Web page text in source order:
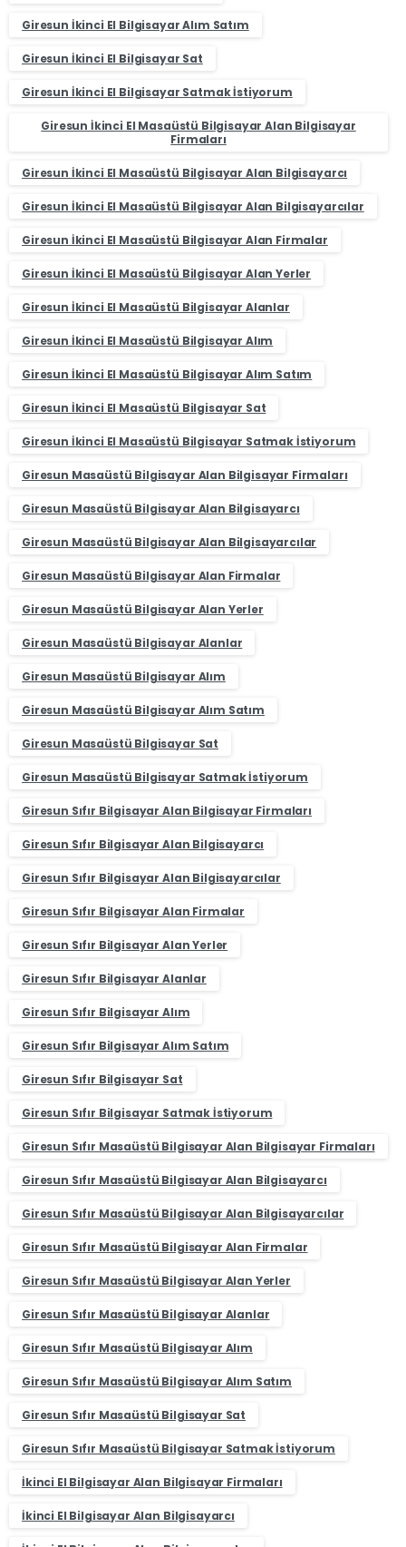
Giresun İkinci El Bilgisayar Alım Satım
Giresun İkinci El Bilgisayar Sat
Giresun İkinci El Bilgisayar Satmak İstiyorum
Giresun İkinci El Masaüstü Bilgisayar Alan Bilgisayar
Firmaları
Giresun İkinci El Masaüstü Bilgisayar Alan Bilgisayarcı
Giresun İkinci El Masaüstü Bilgisayar Alan Bilgisayarcılar
Giresun İkinci El Masaüstü Bilgisayar Alan Firmalar
Giresun İkinci El Masaüstü Bilgisayar Alan Yerler
Giresun İkinci El Masaüstü Bilgisayar Alanlar
Giresun İkinci El Masaüstü Bilgisayar Alım
Giresun İkinci El Masaüstü Bilgisayar Alım Satım
Giresun İkinci El Masaüstü Bilgisayar Sat
Giresun İkinci El Masaüstü Bilgisayar Satmak İstiyorum
Giresun Masaüstü Bilgisayar Alan Bilgisayar Firmaları
Giresun Masaüstü Bilgisayar Alan Bilgisayarcı
Giresun Masaüstü Bilgisayar Alan Bilgisayarcılar
Giresun Masaüstü Bilgisayar Alan Firmalar
Giresun Masaüstü Bilgisayar Alan Yerler
Giresun Masaüstü Bilgisayar Alanlar
Giresun Masaüstü Bilgisayar Alım
Giresun Masaüstü Bilgisayar Alım Satım
Giresun Masaüstü Bilgisayar Sat
Giresun Masaüstü Bilgisayar Satmak İstiyorum
Giresun Sıfır Bilgisayar Alan Bilgisayar Firmaları
Giresun Sıfır Bilgisayar Alan Bilgisayarcı
Giresun Sıfır Bilgisayar Alan Bilgisayarcılar
Giresun Sıfır Bilgisayar Alan Firmalar
Giresun Sıfır Bilgisayar Alan Yerler
Giresun Sıfır Bilgisayar Alanlar
Giresun Sıfır Bilgisayar Alım
Giresun Sıfır Bilgisayar Alım Satım
Giresun Sıfır Bilgisayar Sat
Giresun Sıfır Bilgisayar Satmak İstiyorum
Giresun Sıfır Masaüstü Bilgisayar Alan Bilgisayar Firmaları
Giresun Sıfır Masaüstü Bilgisayar Alan Bilgisayarcı
Giresun Sıfır Masaüstü Bilgisayar Alan Bilgisayarcılar
Giresun Sıfır Masaüstü Bilgisayar Alan Firmalar
Giresun Sıfır Masaüstü Bilgisayar Alan Yerler
Giresun Sıfır Masaüstü Bilgisayar Alanlar
Giresun Sıfır Masaüstü Bilgisayar Alım
Giresun Sıfır Masaüstü Bilgisayar Alım Satım
Giresun Sıfır Masaüstü Bilgisayar Sat
Giresun Sıfır Masaüstü Bilgisayar Satmak İstiyorum
İkinci El Bilgisayar Alan Bilgisayar Firmaları
İkinci El Bilgisayar Alan Bilgisayarcı